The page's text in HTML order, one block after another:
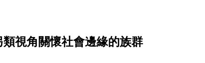
視角關懷社會邊緣的族群